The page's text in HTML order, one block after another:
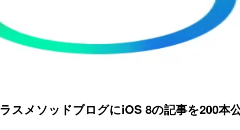
スメソッドブログにiOS 8の記事を200本